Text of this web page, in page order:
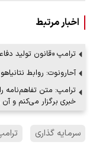
اخبار مرتبط
ترامپ «قانون تولید
آحارونوت: روابط
ترامپ: متن تفاهم‌نامه
خبری برگزار می‌کنم و آن
سرمایه گذاری